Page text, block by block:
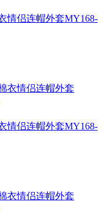
情侣连帽外套MY168-
情侣连帽外套MY168-